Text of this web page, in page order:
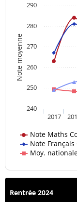
Note moyenne
Note Maths
Note Français
Moy.
2017
240
250
260
270
280
290
Rentrée 2024